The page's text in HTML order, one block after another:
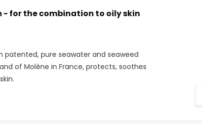
- for the combination to oily skin
patented, pure seawater and seaweed
of Molène in France, protects, soothes